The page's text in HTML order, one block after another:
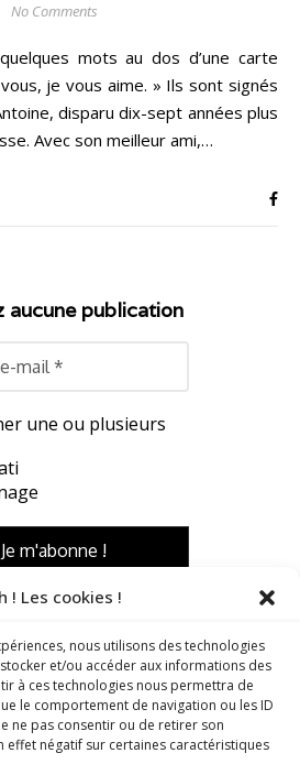
! Les cookies !
nous utilisons des technologies
et/ou accéder aux informations des
à ces technologies nous permettra de
le comportement de navigation ou les ID
ne pas consentir ou de retirer son
effet négatif sur certaines caractéristiques
No Comments
je vous aime. » Ils sont signés
disparu dix-sept années plus
Avec son meilleur ami,…
aucune publication
une ou plusieurs